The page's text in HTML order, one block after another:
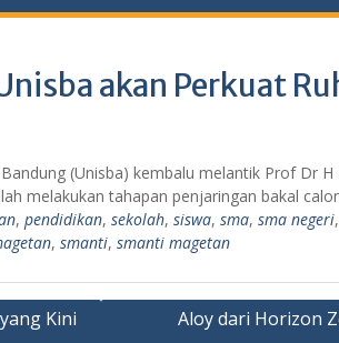
akan Perkuat
(Unisba) kembalu melantik Prof Dr H
melakukan tahapan penjaringan bakal
, pendidikan, sekolah, siswa, sma, sma negeri,
, smanti, smanti magetan
Kini
Aloy dari Horizon